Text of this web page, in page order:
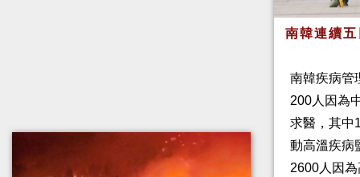
南韓連續
南韓疾病管
200人因為
求醫，其中
動高溫疾病
2600人因